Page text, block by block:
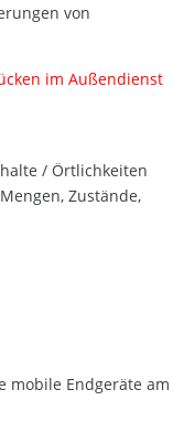
von
im Außendienst
/ Örtlichkeiten
Zustände,
mobile Endgeräte am